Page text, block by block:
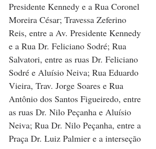
Presidente Kennedy e a Rua Coronel
Moreira César; Travessa Zeferino
Reis, entre a Av. Presidente Kennedy
e a Rua Dr. Feliciano Sodré; Rua
Salvatori, entre as ruas Dr. Feliciano
Sodré e Aluísio Neiva; Rua Eduardo
Vieira, Trav. Jorge Soares e Rua
Antônio dos Santos Figueiredo, entre
as ruas Dr. Nilo Peçanha e Aluísio
Neiva; Rua Dr. Nilo Peçanha, entre a
Praça Dr. Luiz Palmier e a interseção